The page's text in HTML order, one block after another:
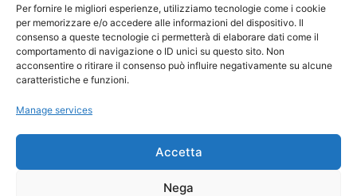
Per fornire le migliori esperienze, utilizziamo tecnologie come i cookie
per memorizzare e/o accedere alle informazioni del dispositivo. Il
consenso a queste tecnologie ci permetterà di elaborare dati come il
comportamento di navigazione o ID unici su questo sito. Non
acconsentire o ritirare il consenso può influire negativamente su alcune
caratteristiche e funzioni.
Manage services
Accetta
Nega
Turismo Padova
Wer sind wir
Informationsbüro und touristenempfang / IAT
Cookie Policy (UE)